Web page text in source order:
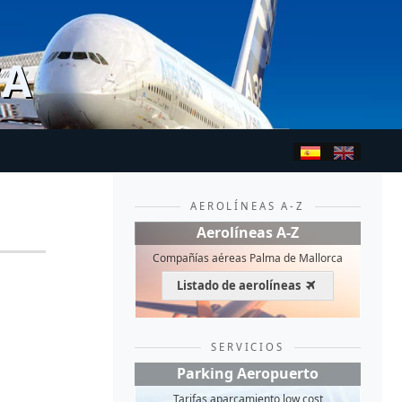
AEROLÍNEAS A-Z
Aerolíneas A-Z
Compañías aéreas Palma de Mallorca
Listado de aerolíneas
SERVICIOS
Parking Aeropuerto
Tarifas aparcamiento low cost